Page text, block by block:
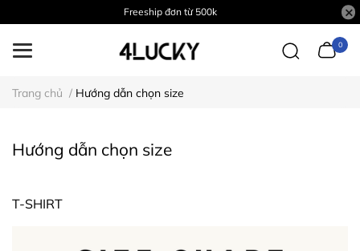
Freeship đơn từ 500k
0
Trang chủ / Hướng dẫn chọn size
Hướng dẫn chọn size
T-SHIRT